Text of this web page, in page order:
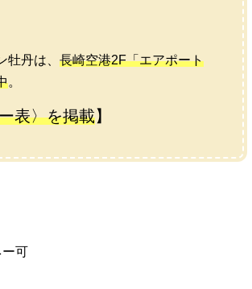
牡丹は、 長崎空港2F「エアポート
。
表〉を掲載】
ー可